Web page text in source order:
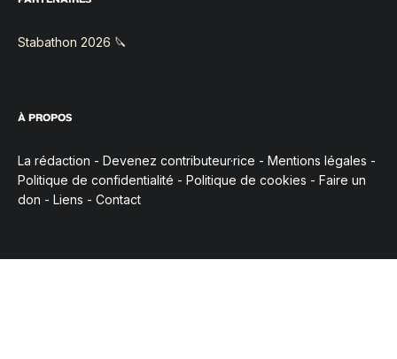
Stabathon 2026 🔪
À PROPOS
La rédaction - Devenez contributeur·rice - Mentions légales -
Politique de confidentialité - Politique de cookies - Faire un
don - Liens - Contact